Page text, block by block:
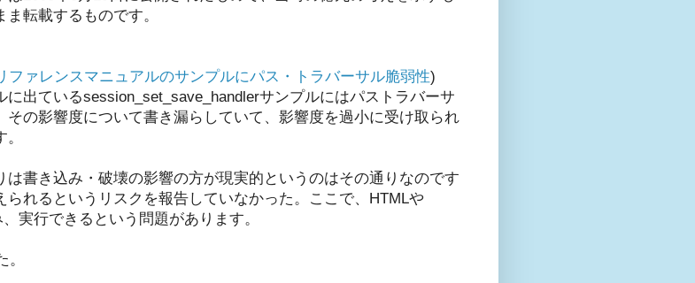
転載するものです。
ファレンスマニュアルのサンプルにパス・トラバーサル脆弱性)
出ているsession_set_save_handlerサンプルにはパストラバーサ
その影響度について書き漏らしていて、影響度を過小に受け取られ
書き込み・破壊の影響の方が現実的というのはその通りなのです
れるというリスクを報告していなかった。ここで、HTMLや
実行できるという問題があります。